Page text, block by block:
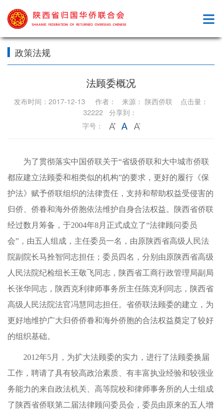
政策法规
法顾委概况
发布时间：2017-12-13 作者： 来源： 陕西侨联 点击量：
32222 分享到：
字号：
为了贯彻落实中国侨联关于“省级侨联和大中城市侨联
都应建立法顾委和相类似的机构”的要求，更好的履行《保
护法》赋予侨联组织的法律责任，支持和帮助权益受侵害的
归侨、侨眷和海外侨胞依法维护自身合法权益。陕西省侨联
经过数月筹备，于2004年8月正式成立了“法律顾问委员
会”，由五人组成，主任委员一名，由原陕西省高级人民法
院副院长马拴智同志担任；委员四名，分别由原陕西省高级
人民法院纪检组长王敬飞同志，陕西省工商行政管理局副局
长张华同志，陕西克利律师事务所主任陈克利同志，陕西省
高级人民法院法官冯慧同志担任。省侨联法顾委的建立，为
更好地维护广大归侨侨眷和海外侨胞的合法权益奠定了较好
的组织基础。
2012年5月，为扩大法顾委的实力，进行了法顾委换届
工作，聘请了具有较高政治素质、有丰富执业经验和较强业
务能力的来自政法机关、高等院校和律师事务所的人士组成
了陕西省侨联第二届法律顾问委员会，委员由原来的五人增